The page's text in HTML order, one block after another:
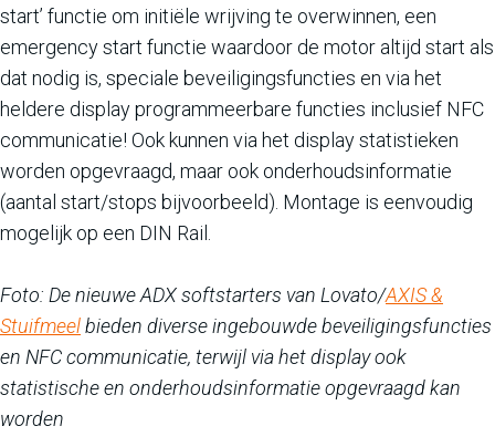
start’ functie om initiële wrijving te overwinnen, een
emergency start functie waardoor de motor altijd start als
dat nodig is, speciale beveiligingsfuncties en via het
heldere display programmeerbare functies inclusief NFC
communicatie! Ook kunnen via het display statistieken
worden opgevraagd, maar ook onderhoudsinformatie
(aantal start/stops bijvoorbeeld). Montage is eenvoudig
mogelijk op een DIN Rail.
Foto: De nieuwe ADX softstarters van Lovato/AXIS &
Stuifmeelbieden diverse ingebouwde beveiligingsfuncties
en NFC communicatie, terwijl via het display ook
statistische en onderhoudsinformatie opgevraagd kan
worden